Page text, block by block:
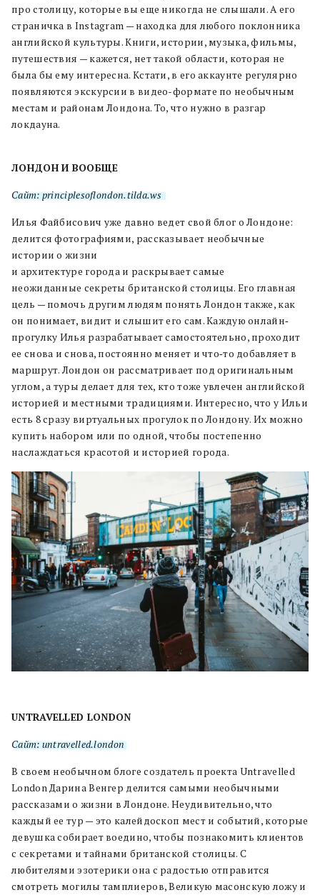
про столицу, которые вы еще никогда не слышали. А его
страничка в Instagram — находка для любого поклонника
английской культуры. Книги, истории, музыка, фильмы,
путешествия — кажется, нет такой области, которая не
была бы ему интересна. Кстати, в его аккаунте регулярно
появляются экскурсии в видео-формате по необычным
местам и районам Лондона. То, что нужно в разгар
локдауна.
ЛОНДОН И ВООБЩЕ
Сайт: principlesoflondon.tilda.ws
Илья Файбисович уже давно ведет свой блог о Лондоне:
делится фотографиями, рассказывает необычные
истории о жизни
и архитектуре города и раскрывает самые
неожиданные секреты британской столицы. Его главная
цель — помочь другим людям понять Лондон также, как
он понимает, видит и слышит его сам. Каждую онлайн‐
прогулку Илья разрабатывает самостоятельно, проходит
ее снова и снова, постоянно меняет и что‐то добавляет в
маршрут. Лондон он рассматривает под оригинальным
углом, а туры делает для тех, кто тоже увлечен английской
историей и местными традициями. Интересно, что у Ильи
есть 8 сразу виртуальных прогулок по Лондону. Их можно
купить набором или по одной, чтобы постепенно
наслаждаться красотой и историей города.
UNTRAVELLED LONDON
Сайт: untravelled.london
В своем необычном блоге создатель проекта Untravelled
London Дарина Венгер делится самыми необычными
рассказами о жизни в Лондоне. Неудивительно, что
каждый ее тур — это калейдоскоп мест и событий, которые
девушка собирает воедино, чтобы познакомить клиентов
с секретами и тайнами британской столицы. С
любителями эзотерики она с радостью отправится
смотреть могилы тамплиеров, Великую масонскую ложу и